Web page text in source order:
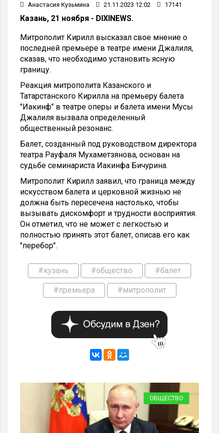
Анастасия Кузьмина 21.11.2023 12:02 17141
Казань, 21 ноября - DIXINEWS.
Митрополит Кирилл высказал свое мнение о
последней премьере в театре имени Джалиля,
сказав, что необходимо установить ясную
границу.
Реакция митрополита Казанского и
Татарстанского Кирилла на премьеру балета
"Иакинф" в театре оперы и балета имени Мусы
Джалиля вызвала определенный
общественный резонанс.
Балет, созданный под руководством директора
театра Рауфаля Мухаметзянова, основан на
судьбе семинариста Иакинфа Бичурина.
Митрополит Кирилл заявил, что граница между
искусством балета и церковной жизнью не
должна быть пересечена настолько, чтобы
вызывать дискомфорт и трудности восприятия.
Он отметил, что не может с легкостью и
полностью принять этот балет, описав его как
"перебор".
#кузань #общество #балет
#премьера #митрополит
ОБЩЕСТВО